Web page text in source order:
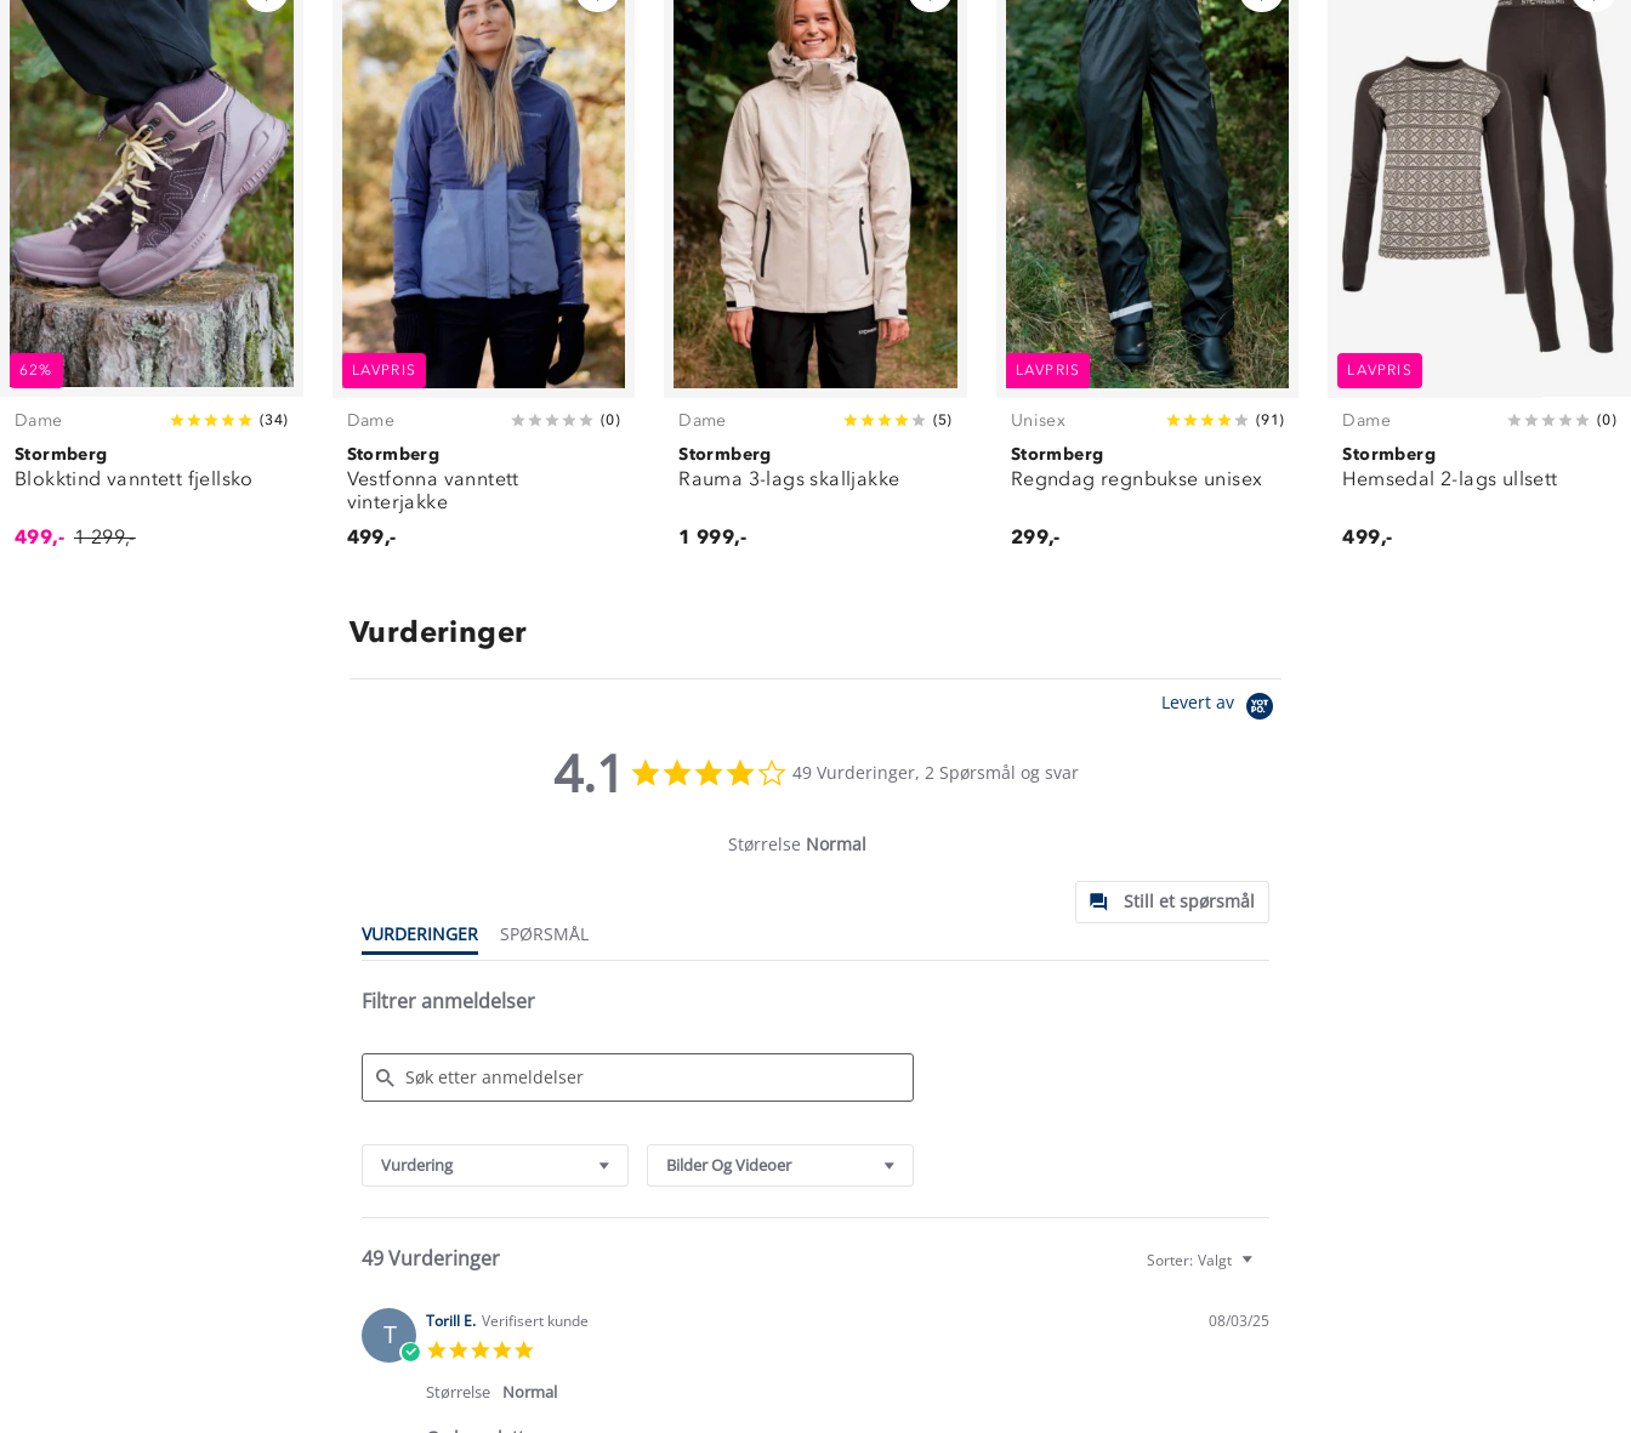
62%
Dame (34)
Stormberg
Blokktind vanntett fjellsko
499,- 1 299,-
LAVPRIS
Dame (0)
Stormberg
Vestfonna vanntett
vinterjakke
499,-
Dame (5)
Stormberg
Rauma 3-lags skalljakke
1 999,-
LAVPRIS
Unisex (91 )
Stormberg
Regndag regnbukse unisex
299,-
LAVPRIS
Dame (0)
Stormberg
Hemsedal 2-lags ullsett
499,-
Vurderinger
Levert av
4.1
star
49 Vurderinger, 2 Spørsmål og svar
Størrelse Normal
Still et spørsmål
VURDERINGER
SPØRSMÅL
Filtrer anmeldelser
Reviews
Vurdering Bilder Og Videoer
49 Vurderinger Sorter: Valgt
T Torill E. Verifisert kunde
rating
08/03/25
Størrelse Normal